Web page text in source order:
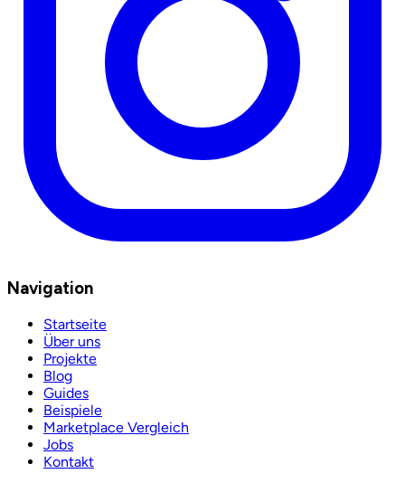
Navigation
Startseite
Über uns
Projekte
Blog
Guides
Beispiele
Marketplace Vergleich
Jobs
Kontakt